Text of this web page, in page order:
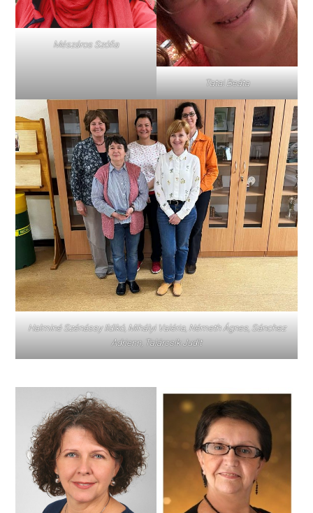
Mészáros Szófia
Tatai Beáta
Halminé Szénássy Ildikó, Mihályi Valéria, Németh Ágnes, Sánchez
Adrienn, Talárcsik Judit